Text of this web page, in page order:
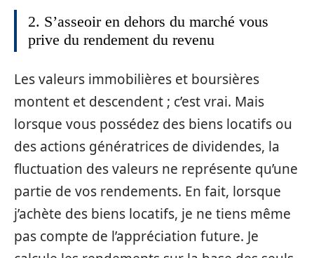
2. S’asseoir en dehors du marché vous
prive du rendement du revenu
Les valeurs immobilières et boursières
montent et descendent ; c’est vrai. Mais
lorsque vous possédez des biens locatifs ou
des actions génératrices de dividendes, la
fluctuation des valeurs ne représente qu’une
partie de vos rendements. En fait, lorsque
j’achète des biens locatifs, je ne tiens même
pas compte de l’appréciation future. Je